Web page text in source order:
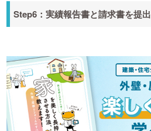
Step6：実績報告書と請求書を提出